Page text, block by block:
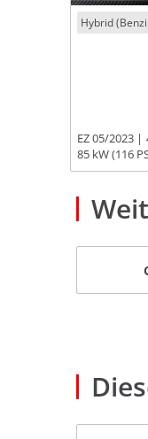
Hybrid
EZ 05/2023
85 kW (116